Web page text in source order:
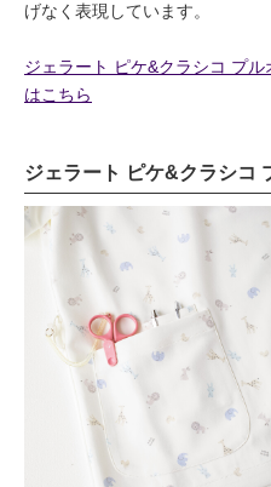
げなく表現しています。
ジェラート ピケ&クラシコ プ
はこちら
ジェラート ピケ&クラシコ